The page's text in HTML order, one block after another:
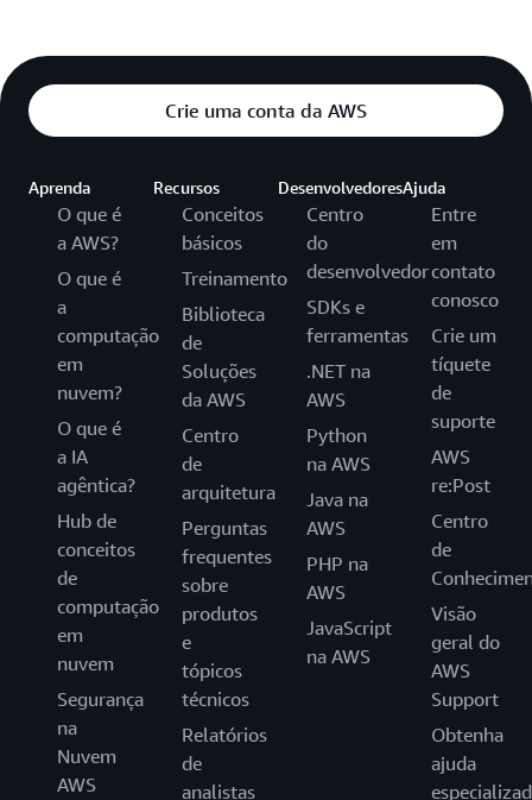
Crie uma conta da AWS
Aprenda
O que é
a AWS?
O que é
a
computação
em
nuvem?
O que é
a IA
agêntica?
Hub de
conceitos
de
computação
em
nuvem
Segurança
na
Nuvem
AWS
Recursos
Conceitos
básicos
Treinamento
Biblioteca
de
Soluções
da AWS
Centro
de
arquitetura
Perguntas
frequentes
sobre
produtos
e
tópicos
técnicos
Relatórios
de
analistas
Desenvolvedores
Centro
do
desenvolvedor
SDKs e
ferramentas
.NET na
AWS
Python
na AWS
Java na
AWS
PHP na
AWS
JavaScript
na AWS
Ajuda
Entre
em
contato
conosco
Crie um
tíquete
de
suporte
AWS
re:Post
Centro
de
Visão
geral do
AWS
Support
Obtenha
ajuda